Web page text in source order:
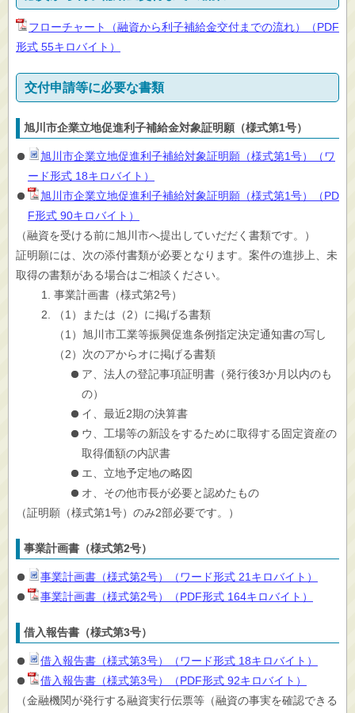
フローチャート（融資から利子補給金交付までの流れ）（PDF
形式 55キロバイト）
交付申請等に必要な書類
旭川市企業立地促進利子補給金対象証明願（様式第1号）
旭川市企業立地促進利子補給対象証明願（様式第1号）（ワ
ード形式 18キロバイト）
旭川市企業立地促進利子補給対象証明願（様式第1号）（PD
F形式 90キロバイト）
（融資を受ける前に旭川市へ提出していだだく書類です。）
証明願には、次の添付書類が必要となります。案件の進捗上、未
取得の書類がある場合はご相談ください。
事業計画書（様式第2号）
（1）または（2）に掲げる書類
（1）旭川市工業等振興促進条例指定決定通知書の写し
（2）次のアからオに掲げる書類
ア、法人の登記事項証明書（発行後3か月以内のも
の）
イ、最近2期の決算書
ウ、工場等の新設をするために取得する固定資産の
取得価額の内訳書
エ、立地予定地の略図
オ、その他市長が必要と認めたもの
（証明願（様式第1号）のみ2部必要です。）
事業計画書（様式第2号）
事業計画書（様式第2号）（ワード形式 21キロバイト）
事業計画書（様式第2号）（PDF形式 164キロバイト）
借入報告書（様式第3号）
借入報告書（様式第3号）（ワード形式 18キロバイト）
借入報告書（様式第3号）（PDF形式 92キロバイト）
（金融機関が発行する融資実行伝票等（融資の事実を確認できる